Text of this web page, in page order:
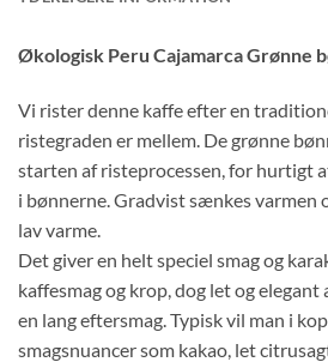
Økologisk Peru Cajamarca Grønne
Vi rister denne kaffe efter en
ristegraden er mellem. De grønne
starten af risteprocessen, for hurtigt
i bønnerne. Gradvist sænkes varmen
lav varme.
Det giver en helt speciel smag og
kaffesmag og krop, dog let og
en lang eftersmag. Typisk vil man i
smagsnuancer som kakao, let